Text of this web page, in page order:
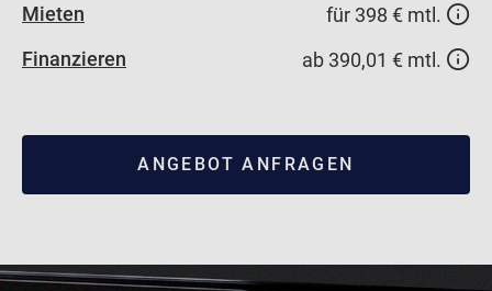
Mieten
für 398 € mtl.
Finanzieren
ab 390,01 € mtl.
ANGEBOT ANFRAGEN